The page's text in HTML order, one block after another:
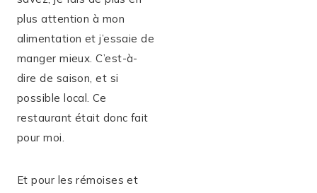
plus attention à mon
alimentation et j’essaie de
manger mieux. C’est-à-
dire de saison, et si
possible local. Ce
restaurant était donc fait
pour moi.
Et pour les rémoises et